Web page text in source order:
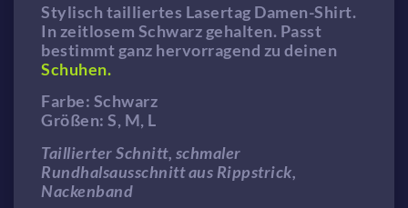
Stylisch tailliertes Lasertag Damen-Shirt.
In zeitlosem Schwarz gehalten. Passt
bestimmt ganz hervorragend zu deinen
Schuhen.
Farbe: Schwarz
Größen: S, M, L
Taillierter Schnitt, schmaler
Rundhalsausschnitt aus Rippstrick,
Nackenband